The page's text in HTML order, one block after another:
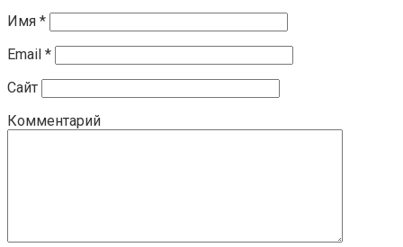
Имя *
Email *
Сайт
Комментарий